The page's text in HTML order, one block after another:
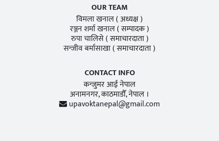
OUR TEAM
विमला खनाल( अध्यक्ष )
रञ्जन शर्मा खनाल( सम्पादक )
रुपा चालिसे( समाचारदाता )
सन्जीव बर्मासाखा( समाचारदाता )
CONTACT INFO
कन्जुमर आई नेपाल
अनामनगर, काठमाडाैँ, नेपाल ।
upavoktanepal@gmail.com